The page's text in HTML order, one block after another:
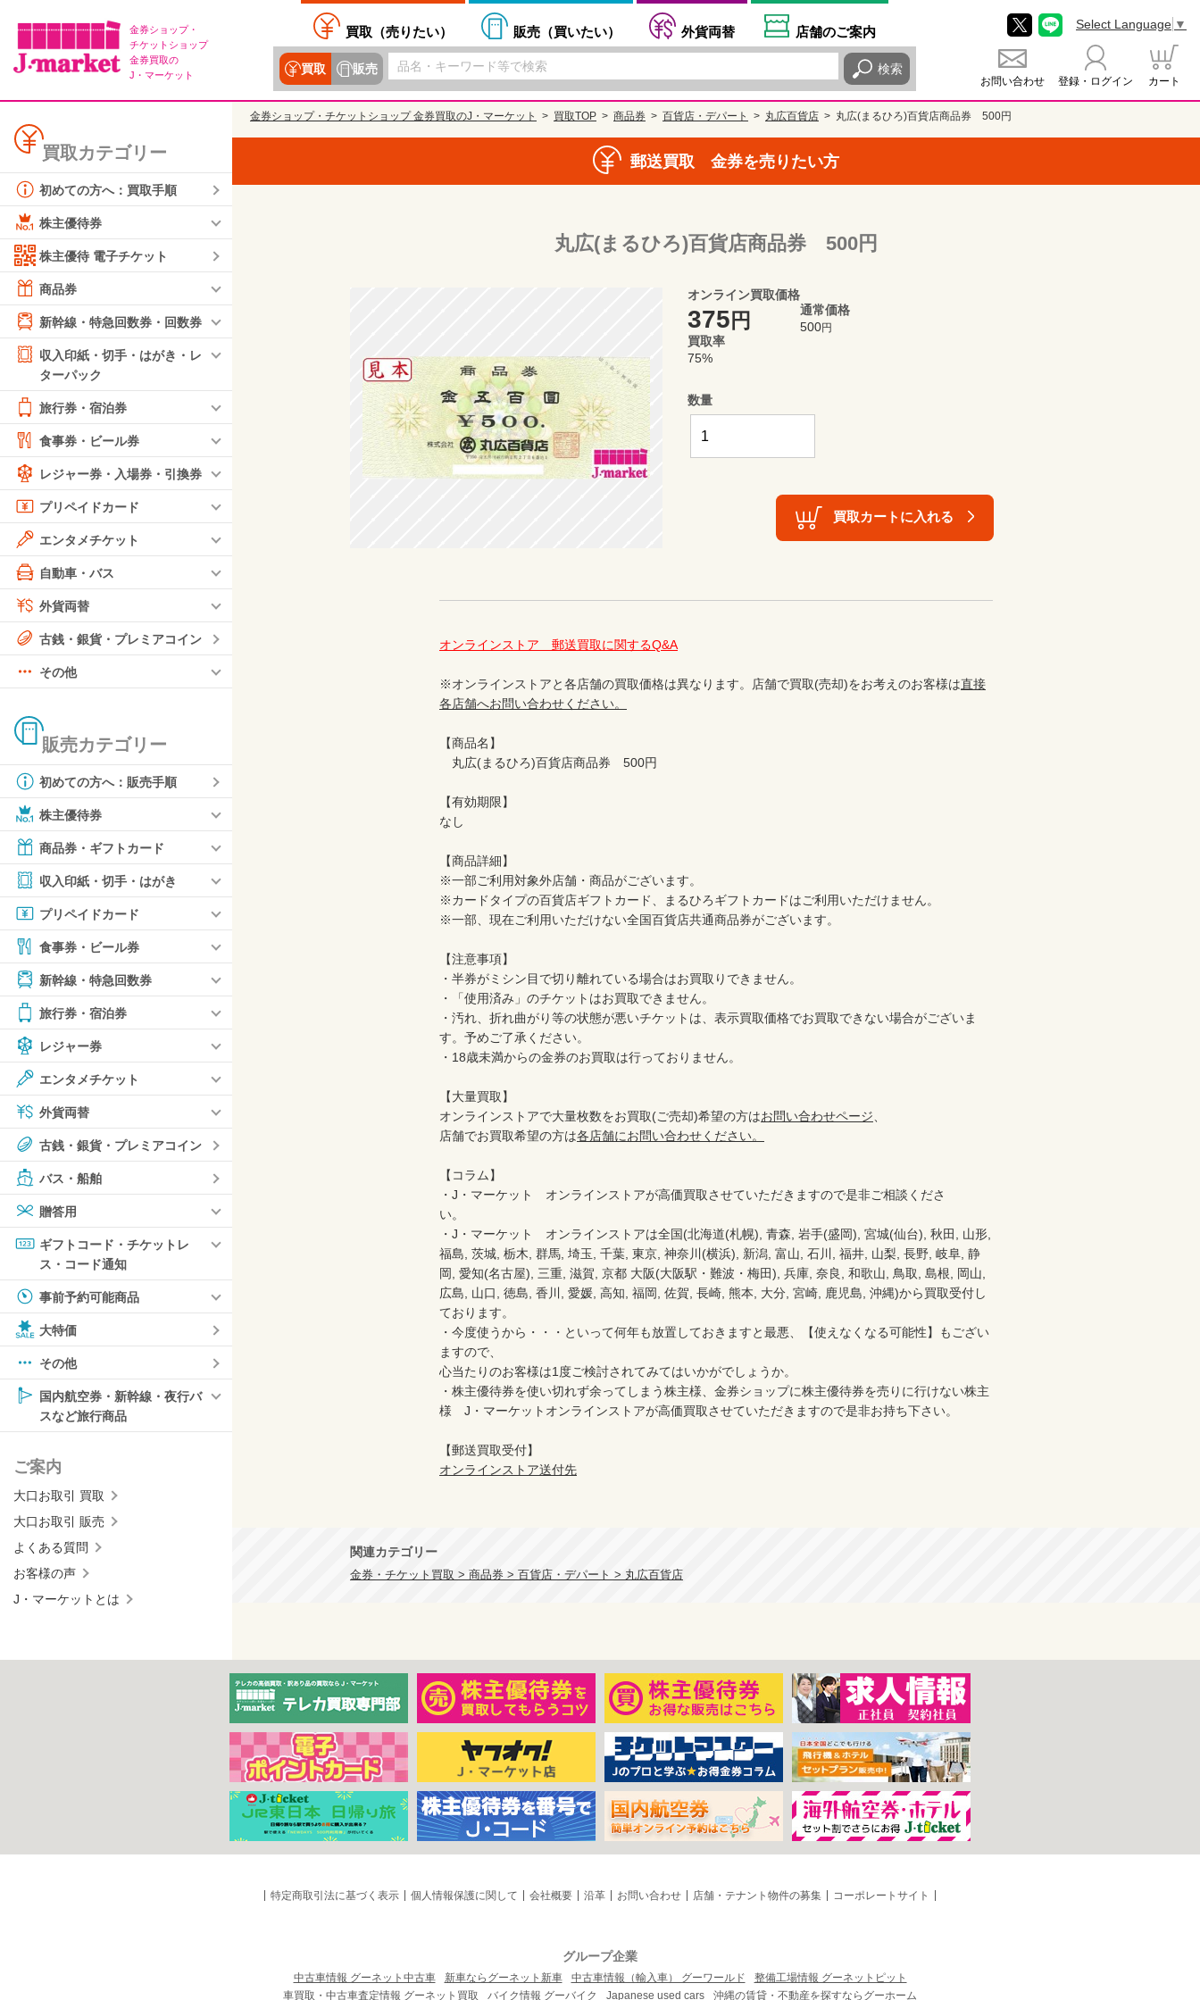
金券ショップ・
チケットショップ
金券買取の
J・マーケット
買取（売りたい） 販売（買いたい） 外貨両替 店舗のご案内
買取 販売 検索
お問い合わせ 登録・ログイン カート
Select Language ▼
買取カテゴリー
初めての方へ：買取手順
株主優待券
株主優待 電子チケット
商品券
新幹線・特急回数券・回数券
収入印紙・切手・はがき・レ
ターパック
旅行券・宿泊券
食事券・ビール券
レジャー券・入場券・引換券
プリペイドカード
エンタメチケット
自動車・バス
外貨両替
古銭・銀貨・プレミアコイン
その他
販売カテゴリー
初めての方へ：販売手順
株主優待券
商品券・ギフトカード
収入印紙・切手・はがき
プリペイドカード
食事券・ビール券
新幹線・特急回数券
旅行券・宿泊券
レジャー券
エンタメチケット
外貨両替
古銭・銀貨・プレミアコイン
バス・船舶
贈答用
ギフトコード・チケットレ
ス・コード通知
事前予約可能商品
大特価
その他
国内航空券・新幹線・夜行バ
スなど旅行商品
ご案内
大口お取引 買取
大口お取引 販売
よくある質問
お客様の声
J・マーケットとは
金券ショップ・チケットショップ 金券買取のJ・マーケット 買取TOP 商品券 百貨店・デパート 丸広百貨店 丸広(まるひろ)百貨店商品券 500円
郵送買取 金券を売りたい方
丸広(まるひろ)百貨店商品券 500円
オンライン買取価格
375 円
通常価格
500円
買取率
75%
数量
買取カートに入れる
オンラインストア　郵送買取に関するQ&A
※オンラインストアと各店舗の買取価格は異なります。店舗で買取(売却)をお考えのお客様は直接
各店舗へお問い合わせください。
【商品名】
丸広(まるひろ)百貨店商品券　500円
【有効期限】
なし
【商品詳細】
※一部ご利用対象外店舗・商品がございます。
※カードタイプの百貨店ギフトカード、まるひろギフトカードはご利用いただけません。
※一部、現在ご利用いただけない全国百貨店共通商品券がございます。
【注意事項】
・半券がミシン目で切り離れている場合はお買取りできません。
・「使用済み」のチケットはお買取できません。
・汚れ、折れ曲がり等の状態が悪いチケットは、表示買取価格でお買取できない場合がございま
す。予めご了承ください。
・18歳未満からの金券のお買取は行っておりません。
【大量買取】
オンラインストアで大量枚数をお買取(ご売却)希望の方はお問い合わせページ、
店舗でお買取希望の方は各店舗にお問い合わせください。
【コラム】
・J・マーケット　オンラインストアが高価買取させていただきますので是非ご相談くださ
い。
・J・マーケット　オンラインストアは全国(北海道(札幌), 青森, 岩手(盛岡), 宮城(仙台), 秋田, 山形,
福島, 茨城, 栃木, 群馬, 埼玉, 千葉, 東京, 神奈川(横浜), 新潟, 富山, 石川, 福井, 山梨, 長野, 岐阜, 静
岡, 愛知(名古屋), 三重, 滋賀, 京都 大阪(大阪駅・難波・梅田), 兵庫, 奈良, 和歌山, 鳥取, 島根, 岡山,
広島, 山口, 徳島, 香川, 愛媛, 高知, 福岡, 佐賀, 長崎, 熊本, 大分, 宮崎, 鹿児島, 沖縄)から買取受付し
ております。
・今度使うから・・・といって何年も放置しておきますと最悪、【使えなくなる可能性】もござい
ますので、
心当たりのお客様は1度ご検討されてみてはいかがでしょうか。
・株主優待券を使い切れず余ってしまう株主様、金券ショップに株主優待券を売りに行けない株主
様　J・マーケットオンラインストアが高価買取させていただきますので是非お持ち下さい。
オンラインストア送付先
関連カテゴリー
金券・チケット買取 > 商品券 > 百貨店・デパート > 丸広百貨店
特定商取引法に基づく表示 個人情報保護に関して 会社概要 沿革 お問い合わせ 店舗・テナント物件の募集 コーポレートサイト
グループ企業
中古車情報 グーネット中古車 新車ならグーネット新車 中古車情報（輸入車） グーワールド
整備工場情報 グーネットピット
車買取・中古車査定情報 グーネット買取
バイク情報 グーバイク Japanese used cars 沖縄の賃貸・不動産を探すならグーホーム